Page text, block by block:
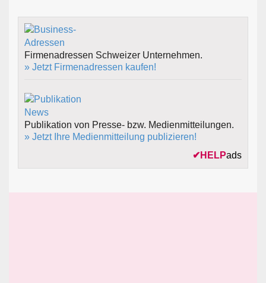
Firmenadressen Schweizer Unternehmen.
» Jetzt Firmenadressen kaufen!
Publikation von Presse- bzw. Medienmitteilungen.
» Jetzt Ihre Medienmitteilung publizieren!
✔ HELPads